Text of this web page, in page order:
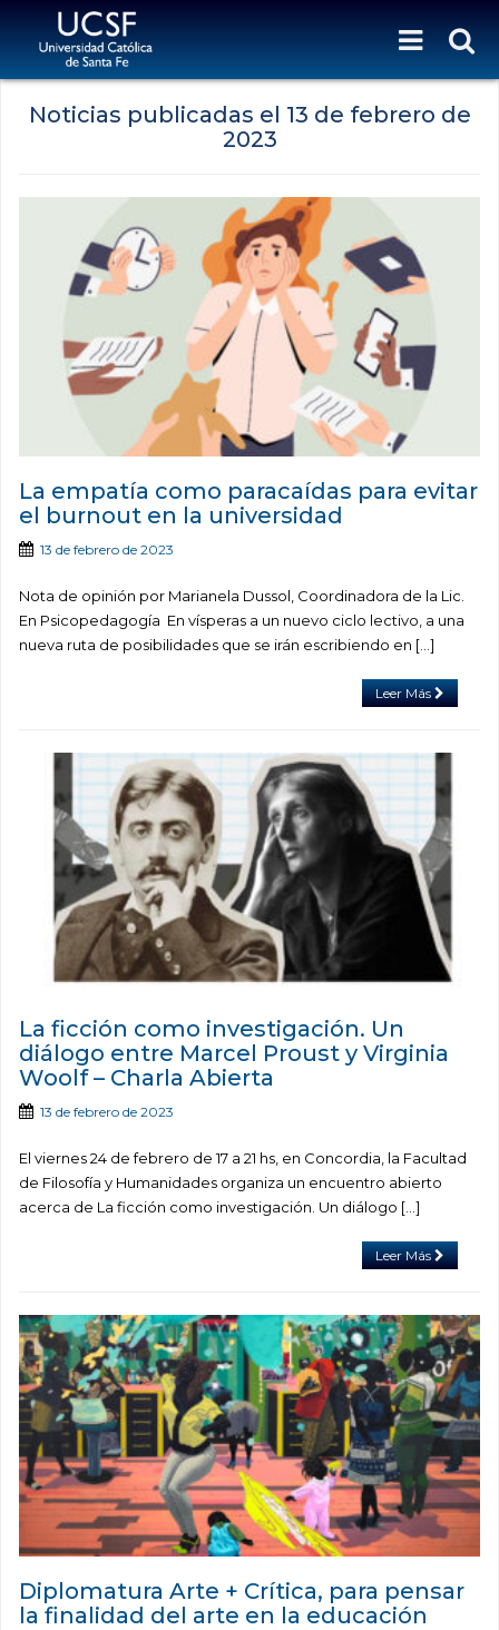
Noticias publicadas el 13 de febrero de
2023
La empatía como paracaídas para evitar
el burnout en la universidad
13 de febrero de 2023
Nota de opinión por Marianela Dussol, Coordinadora de la Lic.
En Psicopedagogía En vísperas a un nuevo ciclo lectivo, a una
nueva ruta de posibilidades que se irán escribiendo en […]
Leer Más
La ficción como investigación. Un
diálogo entre Marcel Proust y Virginia
Woolf – Charla Abierta
13 de febrero de 2023
El viernes 24 de febrero de 17 a 21 hs, en Concordia, la Facultad
de Filosofía y Humanidades organiza un encuentro abierto
acerca de La ficción como investigación. Un diálogo […]
Leer Más
Diplomatura Arte + Crítica, para pensar
la finalidad del arte en la educación